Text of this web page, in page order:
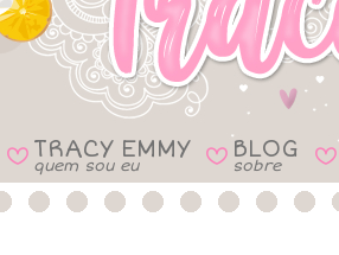
B TRACY EMMY
quem sou eu B BLOG
sobre B